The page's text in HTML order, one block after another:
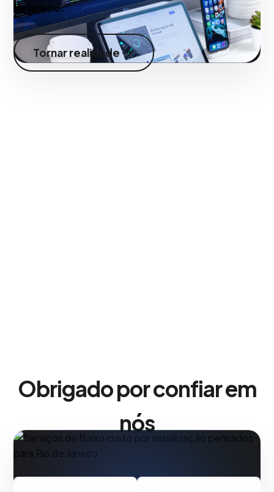
de Janeiro.
Tornar realidade
Obrigado por confiar em
nós